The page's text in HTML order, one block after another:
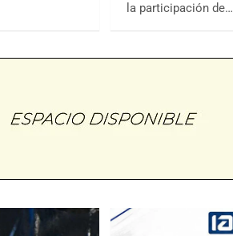
la participación de…